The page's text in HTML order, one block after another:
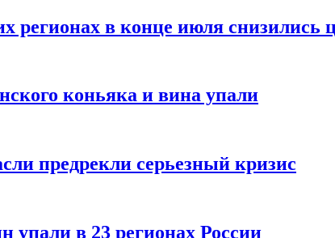
регионах в конце июля снизились
коньяка и вина упали
предрекли серьезный кризис
упали в 23 регионах России